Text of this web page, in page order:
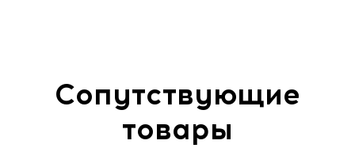
Сопутствующие
товары